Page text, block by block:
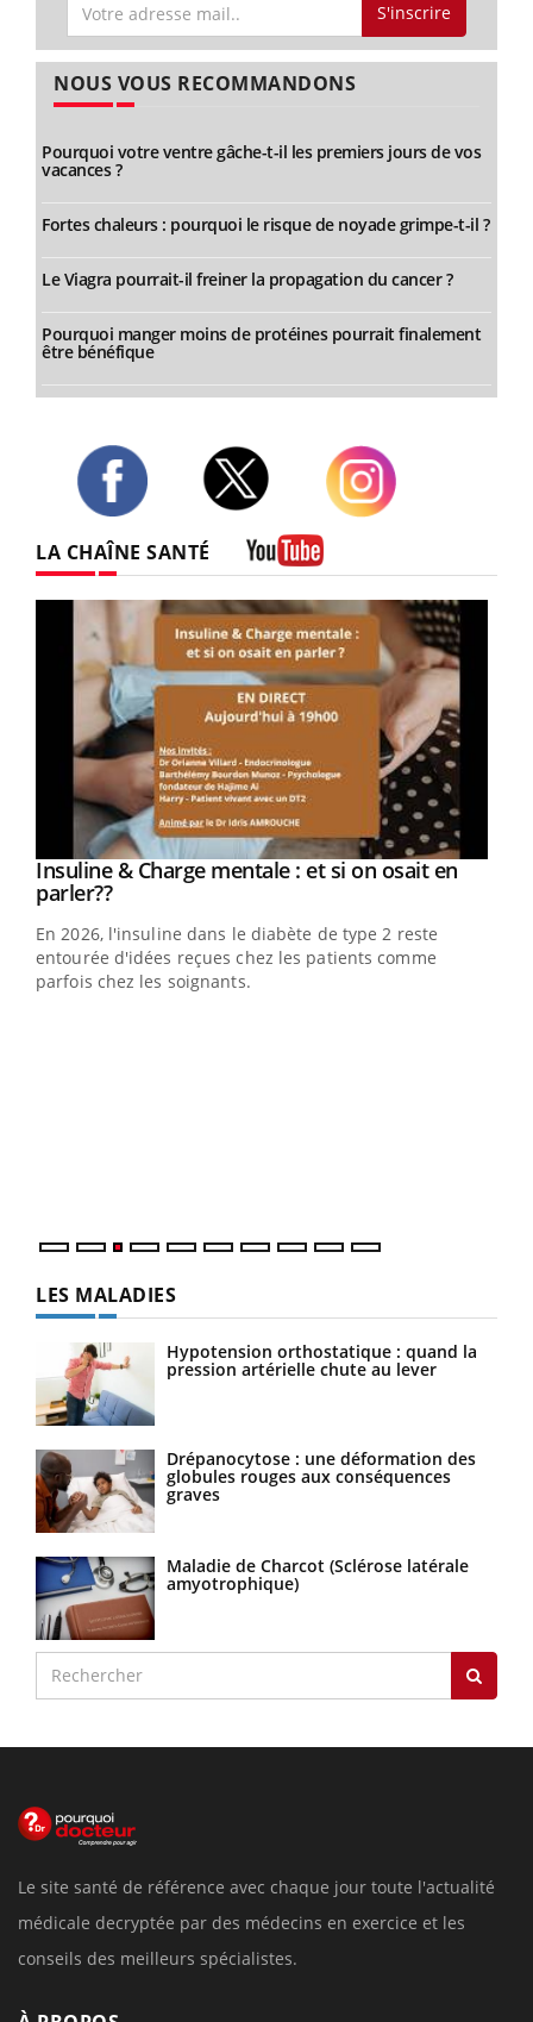
S'inscrire
NOUS VOUS RECOMMANDONS
Pourquoi votre ventre gâche-t-il les premiers jours de vos
vacances ?
Fortes chaleurs : pourquoi le risque de noyade grimpe-t-il ?
Le Viagra pourrait-il freiner la propagation du cancer ?
Pourquoi manger moins de protéines pourrait finalement
être bénéfique
LA CHAÎNE SANTÉ
Youtube
Insuline & Charge mentale : et si on osait en
parler??Youtube
En 2026, l'insuline dans le diabète de type 2 reste
entourée d'idées reçues chez les patients comme
parfois chez les soignants.
LES MALADIES
Hypotension orthostatique : quand la
pression artérielle chute au lever
Drépanocytose : une déformation des
globules rouges aux conséquences
graves
Maladie de Charcot (Sclérose latérale
amyotrophique)
Le site santé de référence avec chaque jour toute l'actualité
médicale decryptée par des médecins en exercice et les
conseils des meilleurs spécialistes.